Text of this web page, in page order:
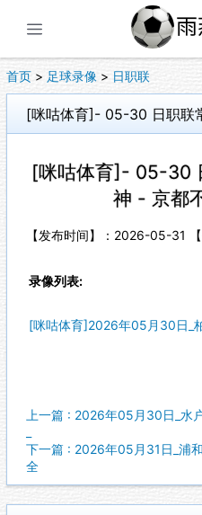
首页 > 足球录像 > 日职联
[咪咕体育]- 05-30
神 - 京都
【发布时间】：2026-05-31
录像列表:
[咪咕体育]2026年05月30日_
上一篇 : 2026年05月30日_水
下一篇 : 2026年05月31日_浦
全